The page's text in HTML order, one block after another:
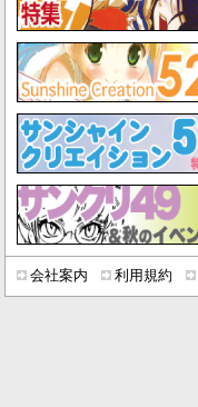
会社案内 利用規約